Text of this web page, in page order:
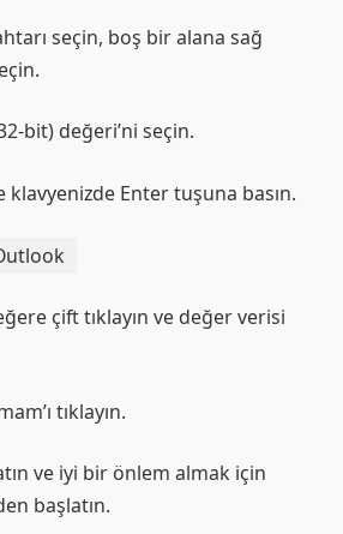
seçin, boş bir alana sağ
bit) değeri’ni seçin.
klavyenizde Enter tuşuna basın.
çift tıklayın ve değer verisi
tıklayın.
ve iyi bir önlem almak için
başlatın.